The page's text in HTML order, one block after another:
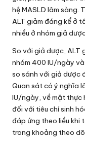
hệ MASLD lâm sàng.
ALT giảm đáng kể ở
nhiều ở nhóm giả
So với giả dược, ALT
nhóm 400 IU/ngày
so sánh với giả dược
Quan sát có ý nghĩa
IU/ngày, về mặt thực
đối với tiêu chí sinh
đáp ứng theo liều khi
trong khoảng theo